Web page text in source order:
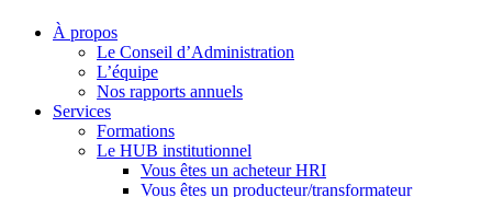
À propos
Le Conseil d’Administration
L’équipe
Nos rapports annuels
Services
Formations
Le HUB institutionnel
Vous êtes un acheteur HRI
Vous êtes un producteur/transformateur